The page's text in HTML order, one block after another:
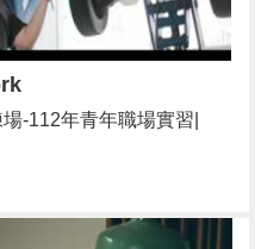
-112年青年職場實習|